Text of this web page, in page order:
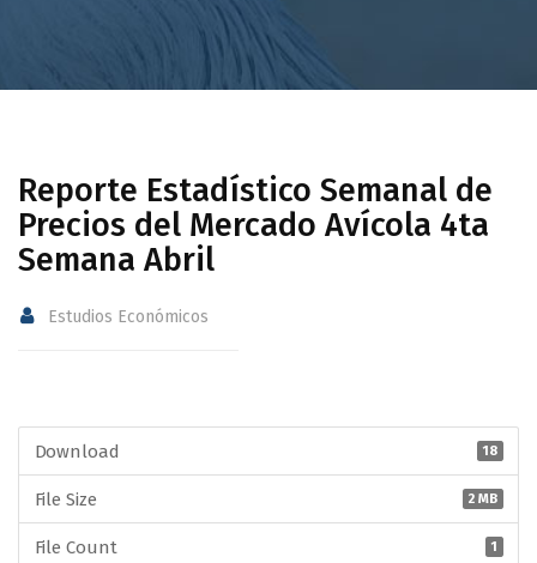
Reporte Estadístico Semanal de
Precios del Mercado Avícola 4ta
Semana Abril
Estudios Económicos
Download 18
File Size 2 MB
File Count 1